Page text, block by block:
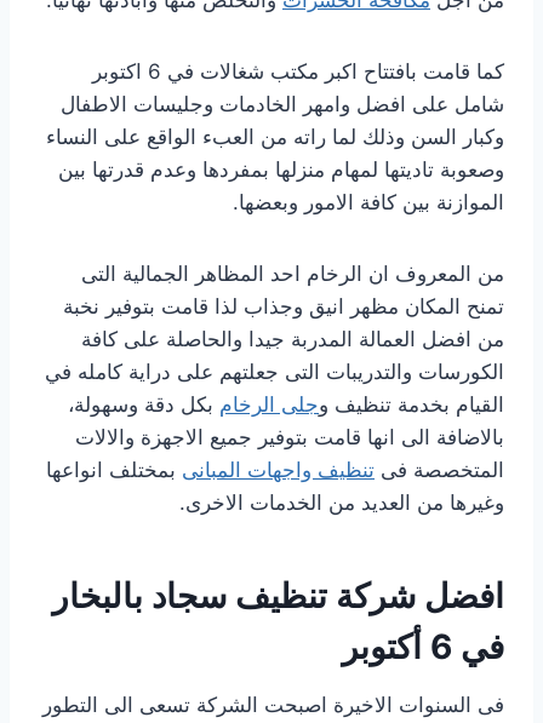
كما قامت بافتتاح اكبر مكتب شغالات في 6 اكتوبر
شامل على افضل وامهر الخادمات وجليسات الاطفال
وكبار السن وذلك لما راته من العبء الواقع على النساء
وصعوبة تاديتها لمهام منزلها بمفردها وعدم قدرتها بين
الموازنة بين كافة الامور وبعضها.
من المعروف ان الرخام احد المظاهر الجمالية التى
تمنح المكان مظهر انيق وجذاب لذا قامت بتوفير نخبة
من افضل العمالة المدربة جيدا والحاصلة على كافة
الكورسات والتدريبات التى جعلتهم على دراية كامله في
القيام بخدمة تنظيف وجلى الرخام بكل دقة وسهولة،
بالاضافة الى انها قامت بتوفير جميع الاجهزة والالات
المتخصصة فى تنظيف واجهات المبانى بمختلف انواعها
وغيرها من العديد من الخدمات الاخرى.
افضل شركة تنظيف سجاد بالبخار
في 6 أكتوبر
فى السنوات الاخيرة اصبحت الشركة تسعى الى التطور